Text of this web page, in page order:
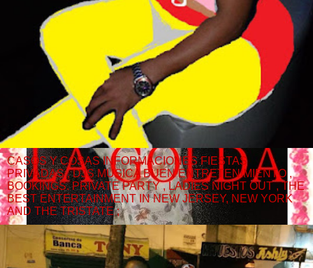
CASOS Y COSAS INFORMACIONES FIESTAS
PRIVADAS , DJS MUSICA BUEN ENTRETENIMIENTO ,
BOOKINGS. PRIVATE PARTY , LADIES NIGHT OUT , THE
BEST ENTERTAINMENT IN NEW JERSEY, NEW YORK
AND THE TRISTATE ;